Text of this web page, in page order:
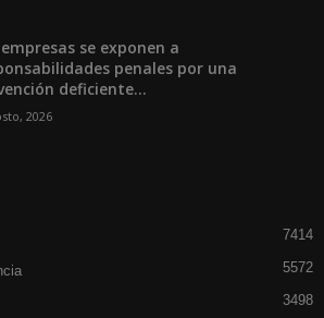
se exponen a
penales por una
deficiente...
2026
7414
5572
3498